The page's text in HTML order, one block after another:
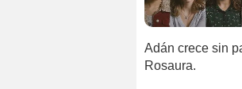
Adán crece sin
Rosaura.